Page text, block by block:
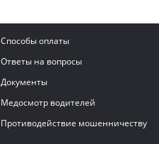
Способы оплаты
Ответы на вопросы
Документы
Медосмотр водителей
Противодействие мошенничеству